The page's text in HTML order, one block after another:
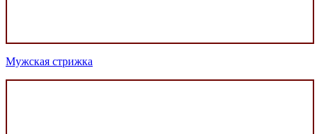
Мужская стрижка